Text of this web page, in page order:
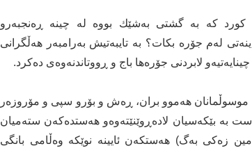
کورد کە بە گشتی بەشێك بووە لە چینە ڕەنجبەرو
لەم جۆرە بکات؟ بە تایبەتیش بەرامبەر ھەڵگرانی
لابردنی جۆرەھا باج و ڕووتاندنەوەی دەکرد.
ھەموو بران، ڕەش و بۆرو سپی و مۆروزەر
بە بێکەسیان لادەڕوێنێتەوەو ھەستدەکەن ستەمیان
(ئەمین زەکی بەگ) ھەستکەن ئایینە نوێکە وەڵامی بانگی